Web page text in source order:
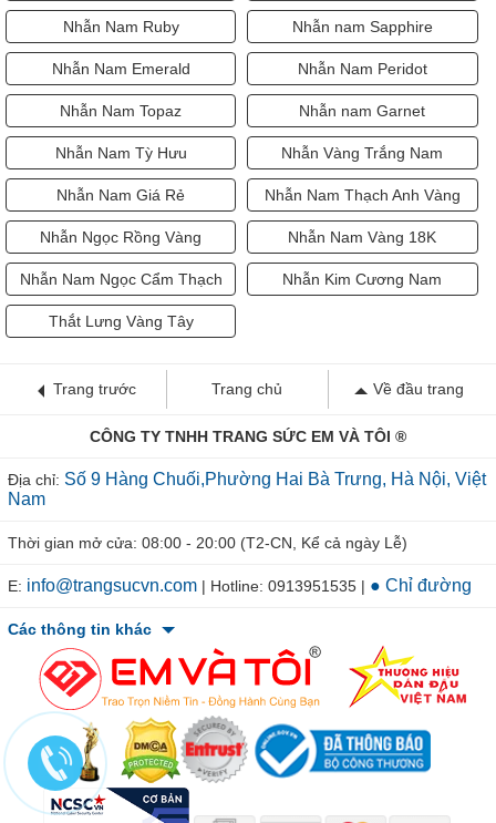
Nhẫn Nam Ruby Nhẫn nam Sapphire
Nhẫn Nam Emerald Nhẫn Nam Peridot
Nhẫn Nam Topaz Nhẫn nam Garnet
Nhẫn Nam Tỳ Hưu Nhẫn Vàng Trắng Nam
Nhẫn Nam Giá Rẻ Nhẫn Nam Thạch Anh Vàng
Nhẫn Ngọc Rồng Vàng Nhẫn Nam Vàng 18K
Nhẫn Nam Ngọc Cẩm Thạch Nhẫn Kim Cương Nam
Thắt Lưng Vàng Tây
Trang trước Trang chủ Về đầu trang
CÔNG TY TNHH TRANG SỨC EM VÀ TÔI ®
Địa chỉ: Số 9 Hàng Chuối,Phường Hai Bà Trưng, Hà Nội, Việt
Nam
Thời gian mở cửa: 08:00 - 20:00 (T2-CN, Kể cả ngày Lễ)
E: info@trangsucvn.com | Hotline: 0913951535 | ● Chỉ đường
Các thông tin khác